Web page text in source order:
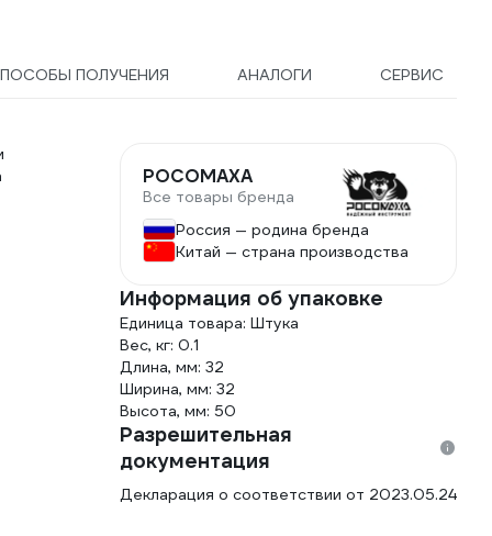
ПОЛУЧЕНИЯ АНАЛОГИ СЕРВИС
РОСОМАХА
Все товары бренда
Россия — родина бренда
Китай — страна производства
Информация об упаковке
Единица товара: Штука
Вес, кг: 0.1
Длина, мм: 32
Ширина, мм: 32
Высота, мм: 50
Разрешительная
документация
Декларация о соответствии от 2023.05.24